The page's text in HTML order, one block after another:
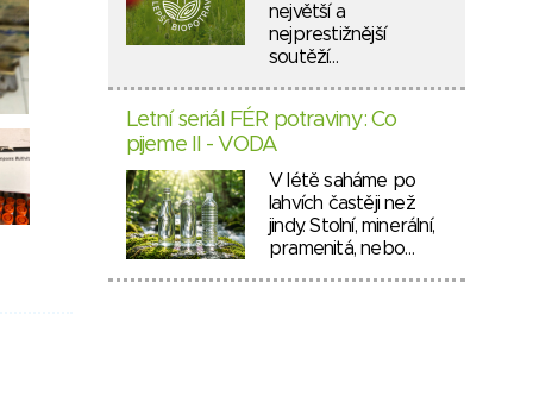
největší a
nejprestižnější
soutěží…
Letní seriál FÉR potraviny: Co
pijeme II - VODA
V létě saháme po
lahvích častěji než
jindy. Stolní, minerální,
pramenitá, nebo…